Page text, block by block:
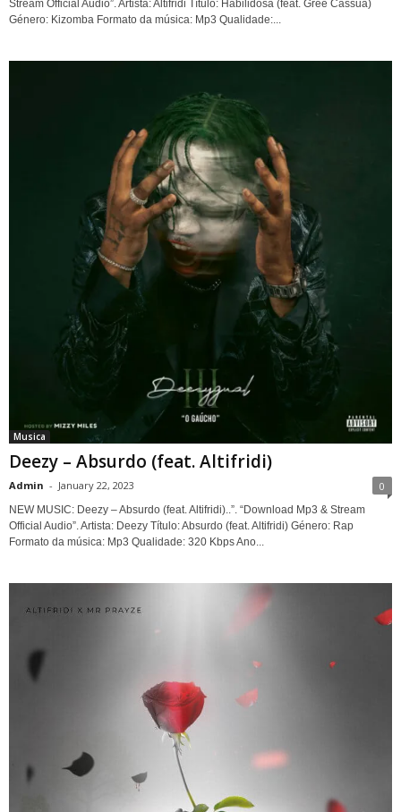
Stream Official Audio”. Artista: Altifridi Título: Habilidosa (feat. Gree Cassua)
Género: Kizomba Formato da música: Mp3 Qualidade:...
Musica
Deezy – Absurdo (feat. Altifridi)
Admin - January 22, 2023 0
NEW MUSIC: Deezy – Absurdo (feat. Altifridi)..”. “Download Mp3 & Stream
Official Audio”. Artista: Deezy Título: Absurdo (feat. Altifridi) Género: Rap
Formato da música: Mp3 Qualidade: 320 Kbps Ano...